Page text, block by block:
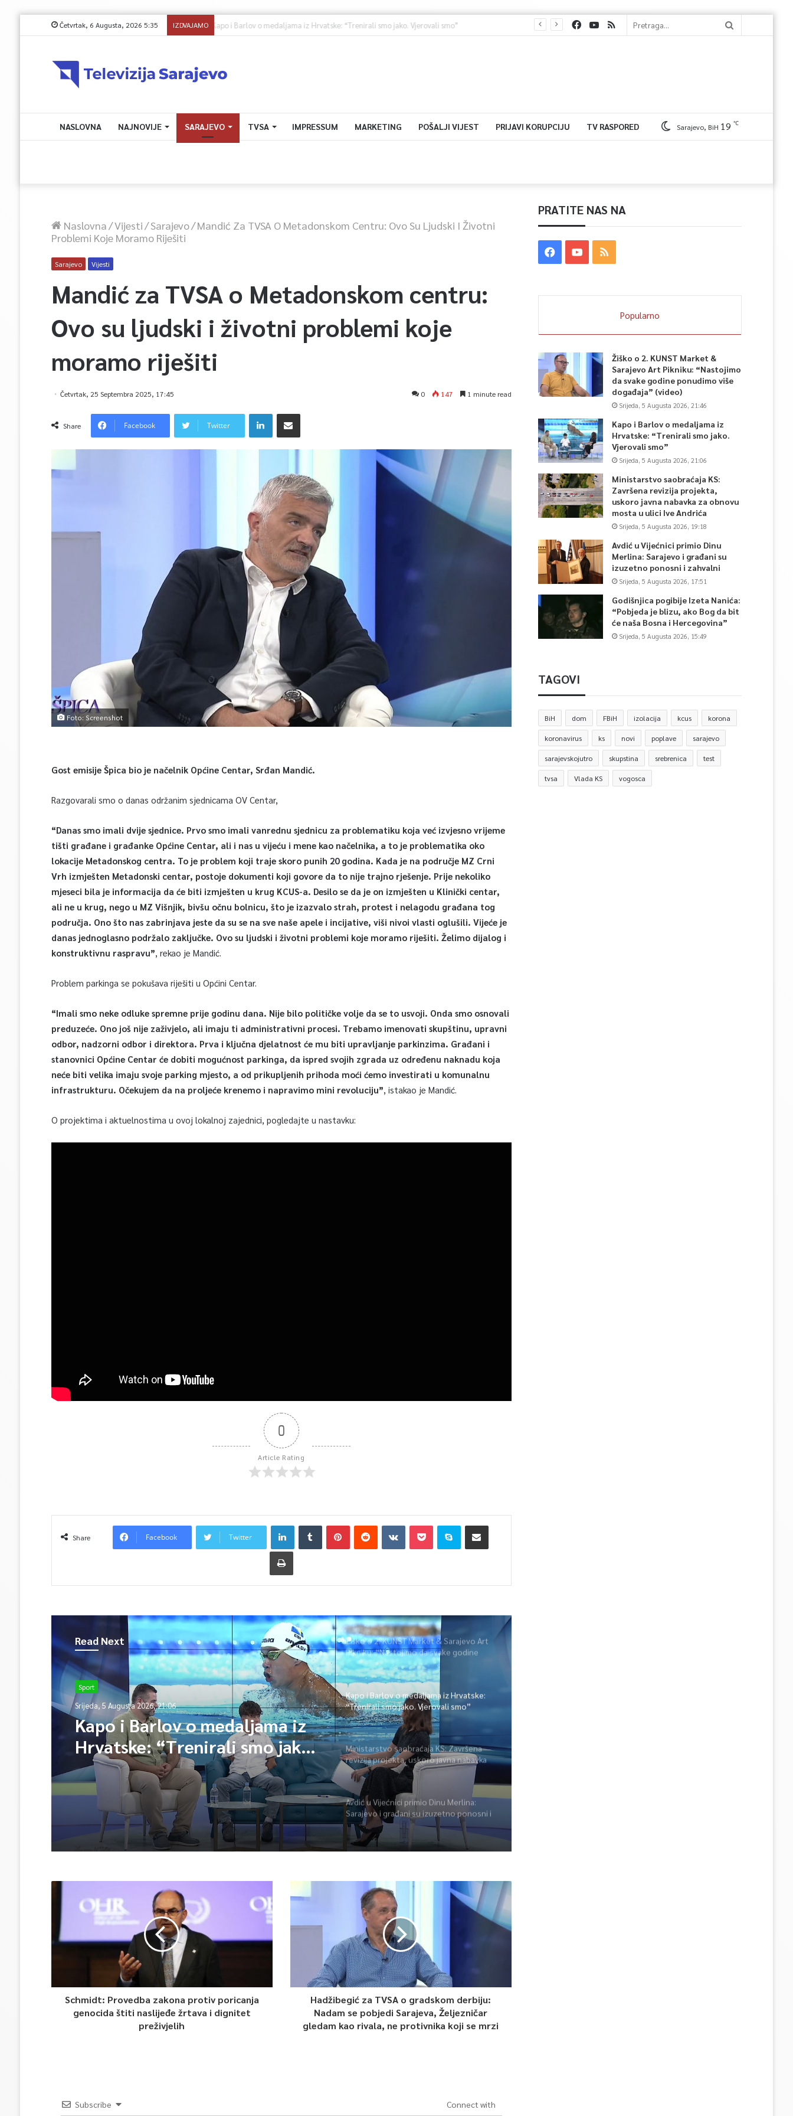
Četvrtak, 6 Augusta, 2026 5:35 IZDVAJAMO
NASLOVNA NAJNOVIJE SARAJEVO TVSA IMPRESSUM MARKETING POŠALJI VIJEST PRIJAVI KORUPCIJU TV RASPORED Sarajevo, BiH 19 ℃
Naslovna/Vijesti/Sarajevo/Mandić Za TVSA O Metadonskom Centru: Ovo Su Ljudski I Životni
Problemi Koje Moramo Riješiti
Sarajevo Vijesti
Mandić za TVSA o Metadonskom centru:
Ovo su ljudski i životni problemi koje
moramo riješiti
Četvrtak, 25 Septembra 2025, 17:45 0 147 1 minute read
Share Facebook Twitter
Foto: Screenshot
Gost emisije Špica bio je načelnik Općine Centar, Srđan Mandić.
Razgovarali smo o danas održanim sjednicama OV Centar,
“Danas smo imali dvije sjednice. Prvo smo imali vanrednu sjednicu za problematiku koja već izvjesno vrijeme
tišti građane i građanke Općine Centar, ali i nas u vijeću i mene kao načelnika, a to je problematika oko
lokacije Metadonskog centra. To je problem koji traje skoro punih 20 godina. Kada je na područje MZ Crni
Vrh izmješten Metadonski centar, postoje dokumenti koji govore da to nije trajno rješenje. Prije nekoliko
mjeseci bila je informacija da će biti izmješten u krug KCUS-a. Desilo se da je on izmješten u Klinički centar,
ali ne u krug, nego u MZ Višnjik, bivšu očnu bolnicu, što je izazvalo strah, protest i nelagodu građana tog
područja. Ono što nas zabrinjava jeste da su se na sve naše apele i incijative, viši nivoi vlasti oglušili. Vijeće je
danas jednoglasno podržalo zaključke. Ovo su ljudski i životni problemi koje moramo riješiti. Želimo dijalog i
konstruktivnu raspravu”, rekao je Mandić.
Problem parkinga se pokušava riješiti u Općini Centar.
“Imali smo neke odluke spremne prije godinu dana. Nije bilo političke volje da se to usvoji. Onda smo osnovali
preduzeće. Ono još nije zaživjelo, ali imaju ti administrativni procesi. Trebamo imenovati skupštinu, upravni
odbor, nadzorni odbor i direktora. Prva i ključna djelatnost će mu biti upravljanje parkinzima. Građani i
stanovnici Općine Centar će dobiti mogućnost parkinga, da ispred svojih zgrada uz određenu naknadu koja
neće biti velika imaju svoje parking mjesto, a od prikupljenih prihoda moći ćemo investirati u komunalnu
infrastrukturu. Očekujem da na proljeće krenemo i napravimo mini revoluciju”, istakao je Mandić.
O projektima i aktuelnostima u ovoj lokalnoj zajednici, pogledajte u nastavku:
0
Article Rating
Share Facebook Twitter
Read Next
Sport
Srijeda, 5 Augusta 2026, 21:06
Kapo i Barlov o medaljama iz
Hrvatske: “Trenirali smo jako.
Vjerovali smo”
Žiško o 2. KUNST Market & Sarajevo Art
Pikniku: “Nastojimo da svake godine
ponudimo više događaja” (video)
Kapo i Barlov o medaljama iz Hrvatske:
“Trenirali smo jako. Vjerovali smo”
Ministarstvo saobraćaja KS: Završena
revizija projekta, uskoro javna nabavka
za obnovu mosta u ulici Ive Andrića
Avdić u Vijećnici primio Dinu Merlina:
Sarajevo i građani su izuzetno ponosni i
zahvalni
Schmidt: Provedba zakona protiv poricanja
genocida štiti naslijeđe žrtava i dignitet
preživjelih
Hadžibegić za TVSA o gradskom derbiju:
Nadam se pobjedi Sarajeva, Željezničar
gledam kao rivala, ne protivnika koji se mrzi
Subscribe Connect with
PRATITE NAS NA
Popularno
Žiško o 2. KUNST Market &
Sarajevo Art Pikniku: “Nastojimo
da svake godine ponudimo više
događaja” (video)
Srijeda, 5 Augusta 2026, 21:46
Kapo i Barlov o medaljama iz
Hrvatske: “Trenirali smo jako.
Vjerovali smo”
Srijeda, 5 Augusta 2026, 21:06
Ministarstvo saobraćaja KS:
Završena revizija projekta,
uskoro javna nabavka za obnovu
mosta u ulici Ive Andrića
Srijeda, 5 Augusta 2026, 19:18
Avdić u Vijećnici primio Dinu
Merlina: Sarajevo i građani su
izuzetno ponosni i zahvalni
Srijeda, 5 Augusta 2026, 17:51
Godišnjica pogibije Izeta Nanića:
“Pobjeda je blizu, ako Bog da bit
će naša Bosna i Hercegovina”
Srijeda, 5 Augusta 2026, 15:49
TAGOVI
BiH dom FBiH izolacija kcus korona
koronavirus ks novi poplave sarajevo
sarajevskojutro skupstina srebrenica test
tvsa Vlada KS vogosca